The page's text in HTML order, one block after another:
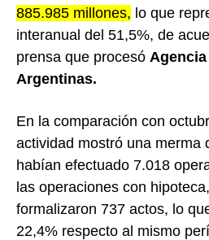
885.985 millones, lo que
interanual del 51,5%, de
prensa que procesó
Argentinas.
En la comparación con
actividad mostró una merma
habían efectuado 7.018
las operaciones con
formalizaron 737 actos, lo
22,4% respecto al mismo